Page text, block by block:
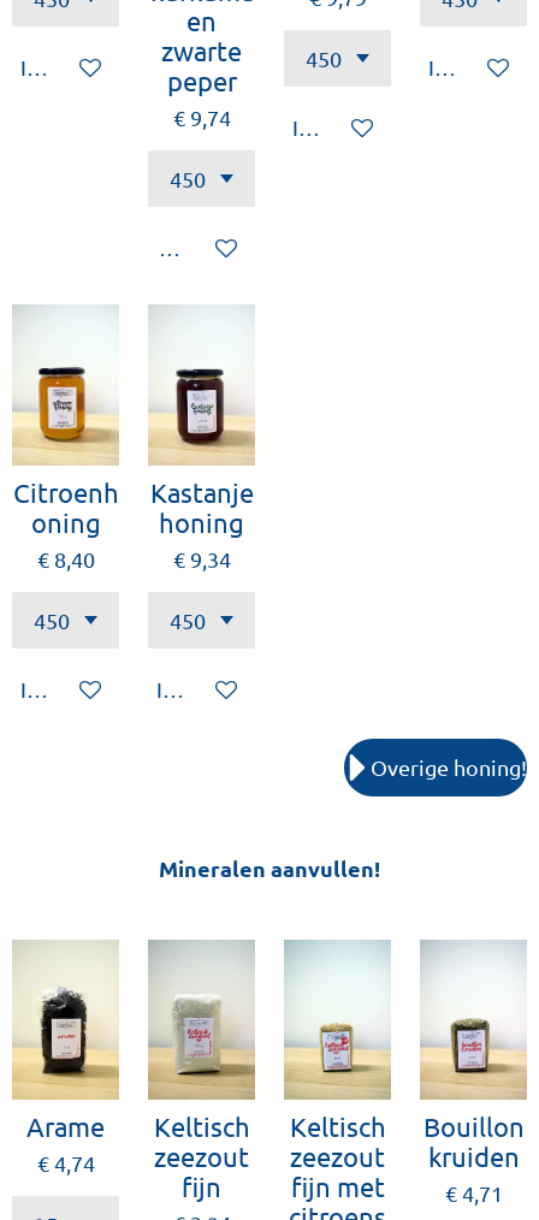
In winkelwagen
en
zwarte
peper
€ 9,74
Houd mij op de hoogte
In winkelwagen
In
Citroenh
oning
€ 8,40
In winkelwagen
Kastanje
honing
€ 9,34
In winkelwagen
Overige honing!
Mineralen aanvullen!
Arame
€ 4,74
Keltisch
zeezout
fijn
Keltisch
zeezout
fijn met
Bouillon
kruiden
€ 4,71